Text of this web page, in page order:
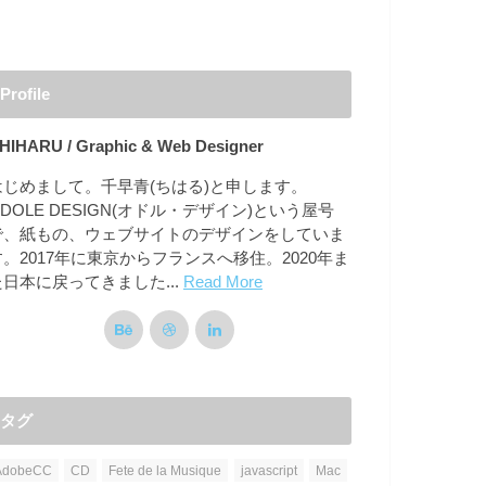
Profile
/ Graphic & Web Designer
じめまして。千早青(ちはる)と申します。
DESIGN(オドル・デザイン)という屋号
、紙もの、ウェブサイトのデザインをしていま
。2017年に東京からフランスへ移住。2020年ま
日本に戻ってきました... Read More
タグ
CD Fete de la Musique javascript Mac